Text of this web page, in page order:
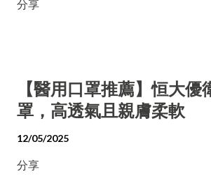
分享
【醫用口罩推薦】恒大優
罩，高透氣且親膚柔軟
12/05/2025
分享